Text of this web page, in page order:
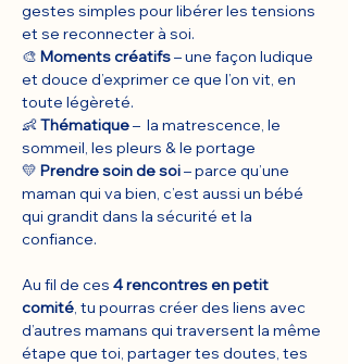
gestes simples pour libérer les tensions
et se reconnecter à soi.
🎨 Moments créatifs – une façon ludique
et douce d’exprimer ce que l’on vit, en
toute légèreté.
👶 Thématique –  la matrescence, le
sommeil, les pleurs & le portage
💛 Prendre soin de soi – parce qu’une
maman qui va bien, c’est aussi un bébé
qui grandit dans la sécurité et la
confiance.
Au fil de ces 4 rencontres en petit
comité, tu pourras créer des liens avec
d’autres mamans qui traversent la même
étape que toi, partager tes doutes, tes